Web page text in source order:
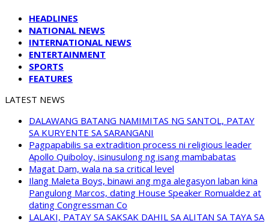
HEADLINES
NATIONAL NEWS
INTERNATIONAL NEWS
ENTERTAINMENT
SPORTS
FEATURES
LATEST NEWS
DALAWANG BATANG NAMIMITAS NG SANTOL, PATAY
SA KURYENTE SA SARANGANI
Pagpapabilis sa extradition process ni religious leader
Apollo Quiboloy, isinusulong ng isang mambabatas
Magat Dam, wala na sa critical level
Ilang Maleta Boys, binawi ang mga alegasyon laban kina
Pangulong Marcos, dating House Speaker Romualdez at
dating Congressman Co
LALAKI, PATAY SA SAKSAK DAHIL SA ALITAN SA TAYA SA